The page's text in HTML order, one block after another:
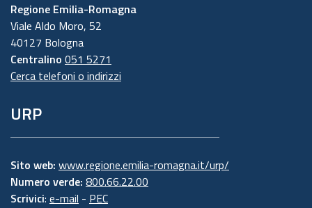
Regione Emilia-Romagna
Viale Aldo Moro, 52
40127 Bologna
Centralino 051 5271
Cerca telefoni o indirizzi
URP
Sito web: www.regione.emilia-romagna.it/urp/
Numero verde: 800.66.22.00
Scrivici: e-mail - PEC